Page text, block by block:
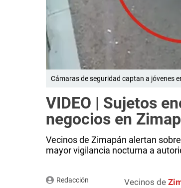
Cámaras de seguridad captan a jóvenes
VIDEO | Sujetos
negocios en
Vecinos de Zimapán alertan
mayor vigilancia nocturna a
Redacción
Vecinos de